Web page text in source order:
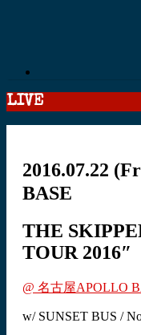
LIVE
2016.07.22
BASE
THE
TOUR 2016″
@ 名古屋APOLLO
w/ SUNSET BUS /